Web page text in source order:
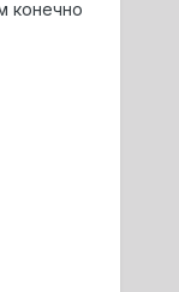
конечно